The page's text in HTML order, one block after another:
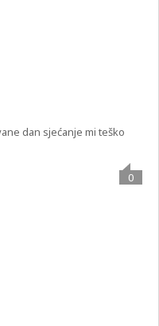
dan sjećanje mi teško
0